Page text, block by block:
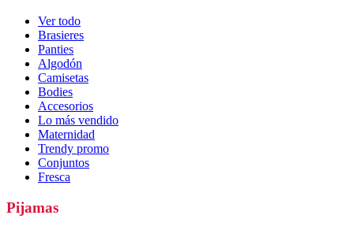
Ver todo
Brasieres
Panties
Algodón
Camisetas
Bodies
Accesorios
Lo más vendido
Maternidad
Trendy promo
Conjuntos
Fresca
Pijamas